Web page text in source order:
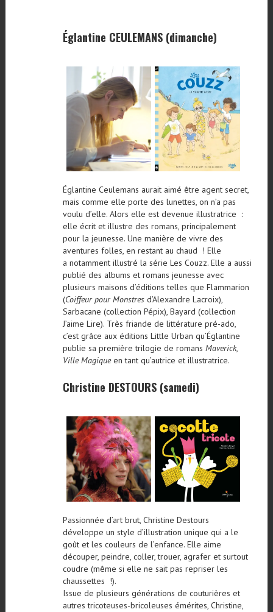
Églantine CEULEMANS (dimanche)
Églantine Ceulemans aurait aimé être agent secret,
mais comme elle porte des lunettes, on n’a pas
voulu d’elle. Alors elle est devenue illustratrice :
elle écrit et illustre des romans, principalement
pour la jeunesse. Une manière de vivre des
aventures folles, en restant au chaud ! Elle
a notamment illustré la série Les Couzz. Elle a aussi
publié des albums et romans jeunesse avec
plusieurs maisons d’éditions telles que Flammarion
(Coiffeur pour Monstres d’Alexandre Lacroix),
Sarbacane (collection Pépix), Bayard (collection
J’aime Lire). Très friande de littérature pré-ado,
c’est grâce aux éditions Little Urban qu’Églantine
publie sa première trilogie de romans Maverick,
Ville Magiqueen tant qu’autrice et illustratrice.
Christine DESTOURS (samedi)
Passionnée d’art brut, Christine Destours
développe un style d’illustration unique qui a le
goût et les couleurs de l’enfance. Elle aime
découper, peindre, coller, trouer, agrafer et surtout
coudre (même si elle ne sait pas repriser les
chaussettes !).
Issue de plusieurs générations de couturières et
autres tricoteuses-bricoleuses émérites, Christine,